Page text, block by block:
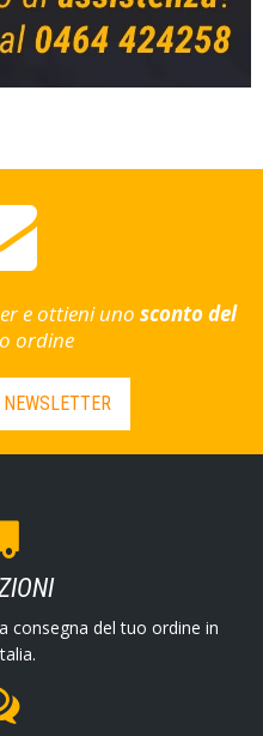
e ottieni uno sconto del
ordine
consegna del tuo ordine in